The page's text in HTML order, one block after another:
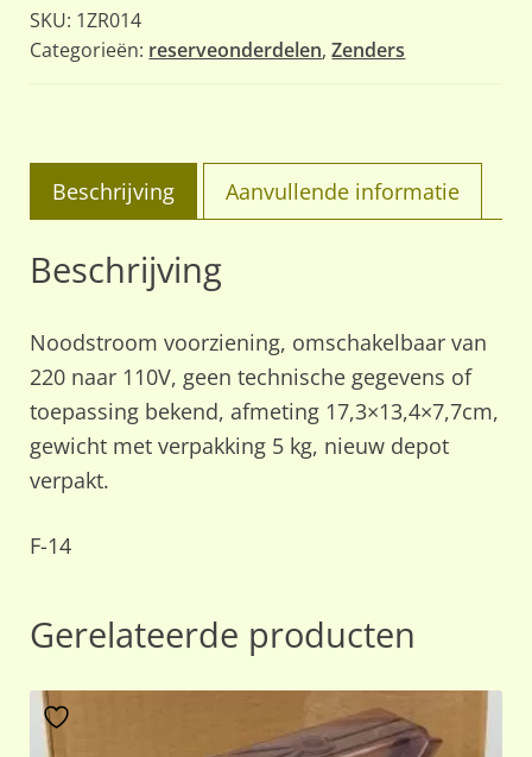
SKU: 1ZR014
Categorieën: reserveonderdelen,Zenders
Beschrijving Aanvullende informatie
Beschrijving
Noodstroom voorziening, omschakelbaar van
220 naar 110V, geen technische gegevens of
toepassing bekend, afmeting 17,3×13,4×7,7cm,
gewicht met verpakking 5 kg, nieuw depot
verpakt.
F-14
Gerelateerde producten